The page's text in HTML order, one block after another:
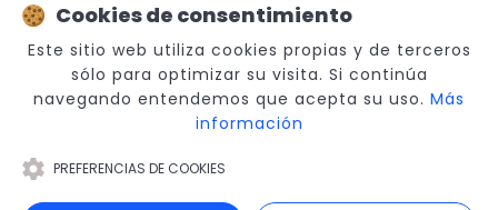
© 2026 Sabino Arana Fundazioa
Note légale
Cookies de consentimiento
Este sitio web utiliza cookies propias y de terceros
sólo para optimizar su visita. Si continúa
navegando entendemos que acepta su uso. Más
información
PREFERENCIAS DE COOKIES